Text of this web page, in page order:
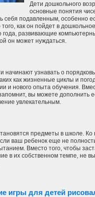
Дети дошкольного
основные понятия
себя подавленным, особенно
как он пойдет в
развивающие
он может нуждаться.
узнавать о
как жизненные циклы и
и нового опыта обучения.
вы можете дополнить
увлекательным.
предметы в школе. Ко
ваш ребенок еще не
Вместо того, чтобы
в их собственном темпе, не
игры для детей